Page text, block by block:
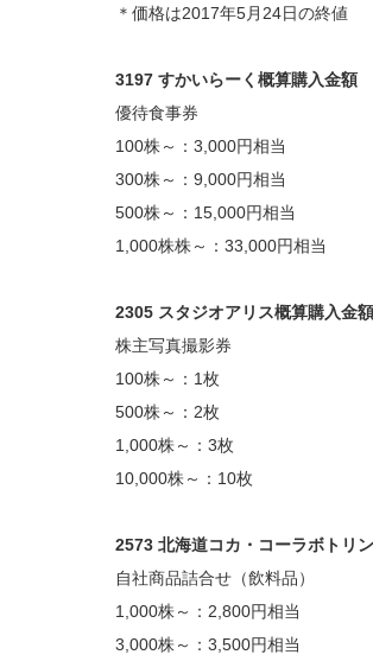
＊価格は2017年5月24日の終値
3197 すかいらーく概算購入金額
優待食事券
100株～：3,000円相当
300株～：9,000円相当
500株～：15,000円相当
1,000株株～：33,000円相当
2305 スタジオアリス概算購入金
株主写真撮影券
100株～：1枚
500株～：2枚
1,000株～：3枚
10,000株～：10枚
2573 北海道コカ・コーラボトリ
自社商品詰合せ（飲料品）
1,000株～：2,800円相当
3,000株～：3,500円相当